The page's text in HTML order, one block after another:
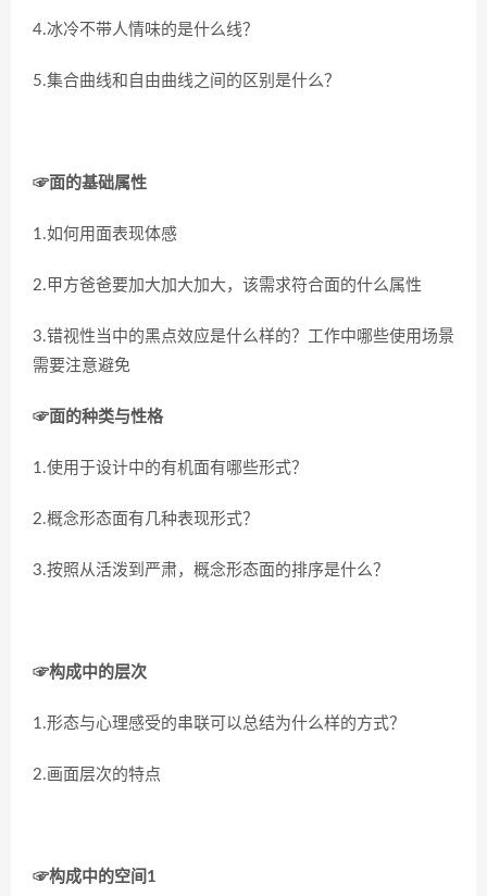
4.冰冷不带人情味的是什么线？
5.集合曲线和自由曲线之间的区别是什么？
☞面的基础属性
1.如何用面表现体感
2.甲方爸爸要加大加大加大，该需求符合面的什么属性
3.错视性当中的黑点效应是什么样的？工作中哪些使用场景
需要注意避免
☞面的种类与性格
1.使用于设计中的有机面有哪些形式？
2.概念形态面有几种表现形式？
3.按照从活泼到严肃，概念形态面的排序是什么？
☞构成中的层次
1.形态与心理感受的串联可以总结为什么样的方式？
2.画面层次的特点
☞构成中的空间1